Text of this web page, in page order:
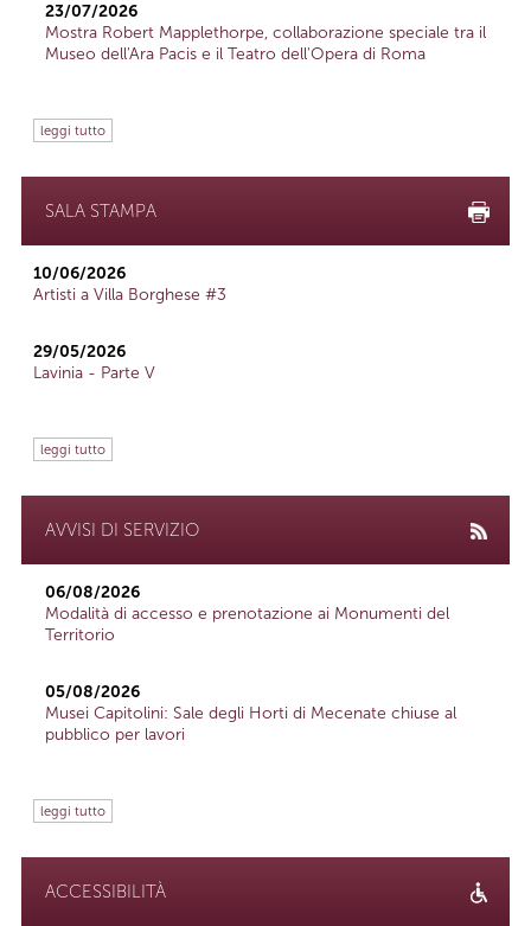
23/07/2026
Mostra Robert Mapplethorpe, collaborazione speciale tra il
Museo dell'Ara Pacis e il Teatro dell'Opera di Roma
leggi tutto
SALA STAMPA
10/06/2026
Artisti a Villa Borghese #3
29/05/2026
Lavinia - Parte V
leggi tutto
AVVISI DI SERVIZIO
06/08/2026
Modalità di accesso e prenotazione ai Monumenti del
Territorio
05/08/2026
Musei Capitolini: Sale degli Horti di Mecenate chiuse al
pubblico per lavori
leggi tutto
ACCESSIBILITÀ